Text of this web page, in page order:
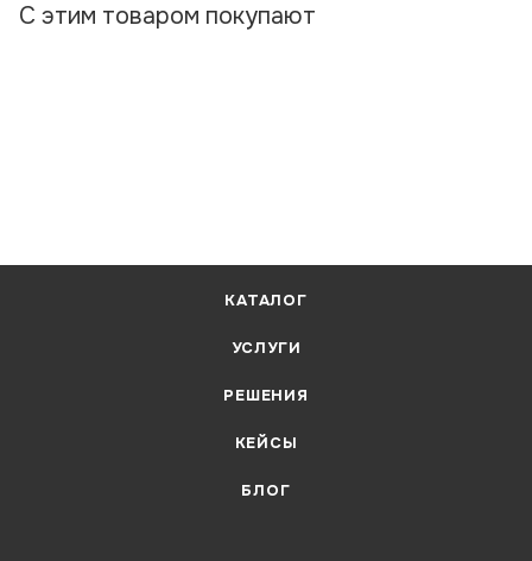
С этим товаром покупают
КАТАЛОГ
УСЛУГИ
РЕШЕНИЯ
КЕЙСЫ
БЛОГ